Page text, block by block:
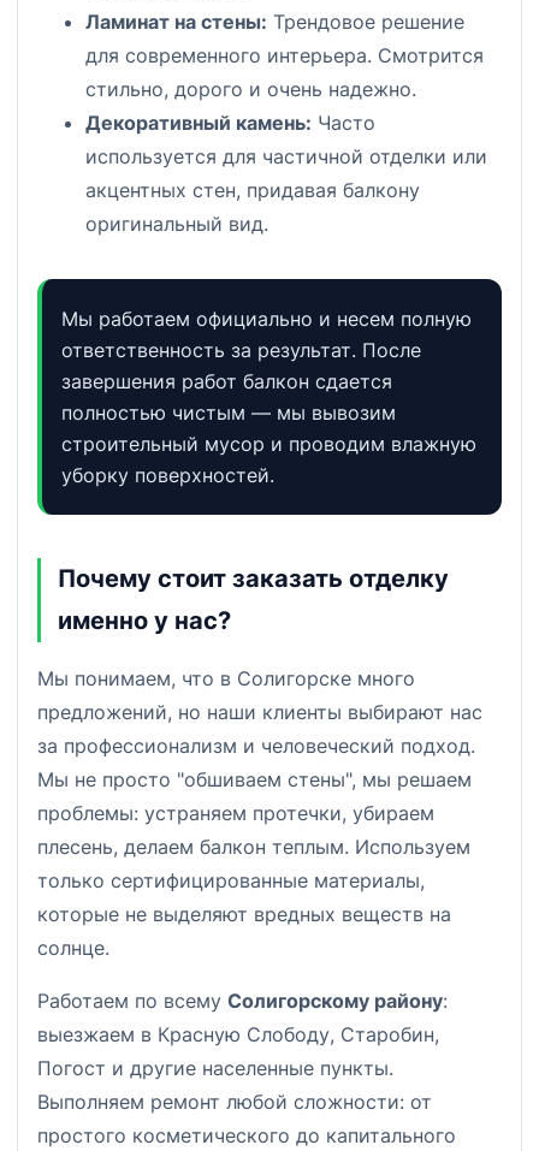
Ламинат на стены: Трендовое решение
для современного интерьера. Смотрится
стильно, дорого и очень надежно.
Декоративный камень: Часто
используется для частичной отделки или
акцентных стен, придавая балкону
оригинальный вид.
Мы работаем официально и несем полную
ответственность за результат. После
завершения работ балкон сдается
полностью чистым — мы вывозим
строительный мусор и проводим влажную
уборку поверхностей.
Почему стоит заказать отделку
именно у нас?
Мы понимаем, что в Солигорске много
предложений, но наши клиенты выбирают нас
за профессионализм и человеческий подход.
Мы не просто "обшиваем стены", мы решаем
проблемы: устраняем протечки, убираем
плесень, делаем балкон теплым. Используем
только сертифицированные материалы,
которые не выделяют вредных веществ на
солнце.
Работаем по всему Солигорскому району:
выезжаем в Красную Слободу, Старобин,
Погост и другие населенные пункты.
Выполняем ремонт любой сложности: от
простого косметического до капитального